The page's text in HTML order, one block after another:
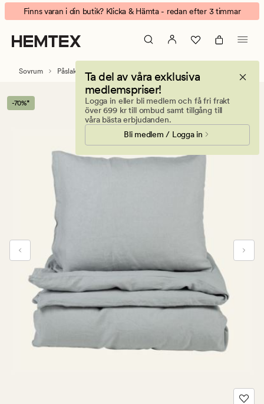
Linnen
påslakanset
grå
Animerad
banner.
Klicka
på
att
pausa.
Finns varan i din butik? Klicka & Hämta - redan efter 3 timmar
Ta del av våra exklusiva
medlemspriser!
Logga in eller bli medlem och få fri frakt
över 699 kr till ombud samt tillgång till
våra bästa erbjudanden.
Bli medlem / Logga in
Sovrum Påslakanset Linne påslakanset
-70%*